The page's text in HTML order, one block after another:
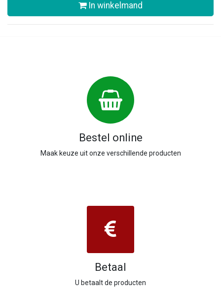
In winkelmand
Bestel online
Maak keuze uit onze verschillende producten
Betaal
U betaalt de producten